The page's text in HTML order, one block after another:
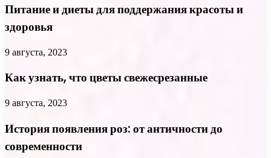
Питание и диеты для поддержания красоты и
здоровья
9 августа, 2023
Как узнать, что цветы свежесрезанные
9 августа, 2023
История появления роз: от античности до
современности